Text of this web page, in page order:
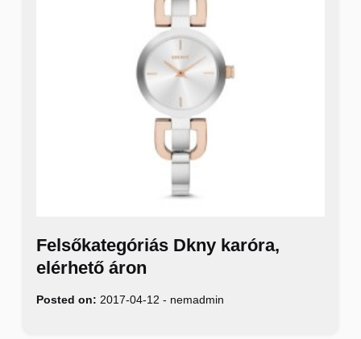
Felsőkategóriás Dkny karóra,
elérhető áron
Posted on: 2017-04-12 - nemadmin